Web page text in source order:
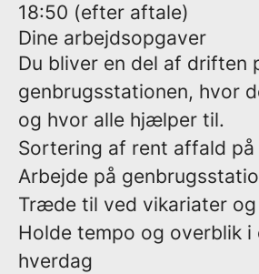
18:50 (efter aftale)
Dine arbejdsopgaver
Du bliver en del af driften
genbrugsstationen, hvor
og hvor alle hjælper til.
Sortering af rent affald på
Arbejde på
Træde til ved vikariater
Holde tempo og overblik i
hverdag